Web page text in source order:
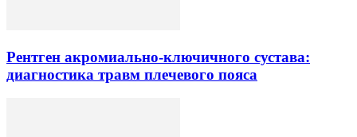
Рентген акромиально-ключичного сустава:
диагностика травм плечевого пояса